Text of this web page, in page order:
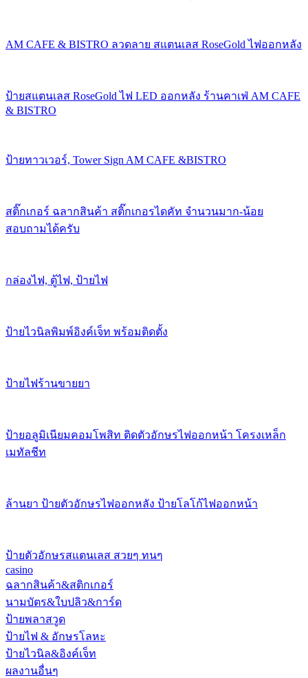
AM CAFE & BISTRO ลวดลาย สแตนเลส RoseGold ไฟออกหลัง
ป้ายสแตนเลส RoseGold ไฟ LED ออกหลัง ร้านคาเฟ่ AM CAFE
& BISTRO
ป้ายทาวเวอร์, Tower Sign AM CAFE &BISTRO
สติ๊กเกอร์ ฉลากสินค้า สติ๊กเกอรไดคัท จำนวนมาก-น้อย
สอบถามได้ครับ
กล่องไฟ, ตู้ไฟ, ป้ายไฟ
ป้ายไวนิลพิมพ์อิงค์เจ็ท พร้อมติดตั้ง
ป้ายไฟร้านขายยา
ป้ายอลูมิเนียมคอมโพสิท ติดตัวอักษรไฟออกหน้า โครงเหล็ก
เมทัลชีท
ล้านยา ป้ายตัวอักษรไฟออกหลัง ป้ายโลโก้ไฟออกหน้า
ป้ายตัวอักษรสแตนเลส สวยๆ ทนๆ
casino
ฉลากสินค้า&สติกเกอร์
นามบัตร&ใบปลิว&การ์ด
ป้ายพลาสวูด
ป้ายไฟ & อักษรโลหะ
ป้ายไวนิล&อิงค์เจ็ท
ผลงานอื่นๆ